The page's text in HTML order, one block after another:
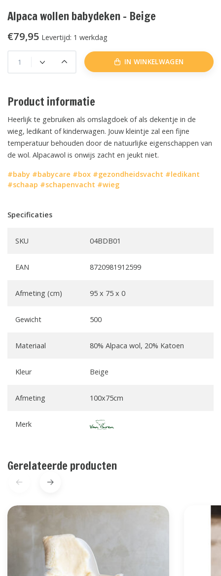
Alpaca wollen babydeken - Beige
€79,95 Levertijd: 1 werkdag
IN WINKELWAGEN
Product informatie
Heerlijk te gebruiken als omslagdoek of als dekentje in de
wieg, ledikant of kinderwagen. Jouw kleintje zal een fijne
temperatuur behouden door de natuurlijke eigenschappen van
de wol. Alpacawol is onwijs zacht en jeukt niet.
#baby #babycare #box #gezondheidsvacht #ledikant
#schaap #schapenvacht #wieg
Specificaties
SKU 04BDB01
EAN 8720981912599
Afmeting (cm) 95 x 75 x 0
Gewicht 500
Materiaal 80% Alpaca wol, 20% Katoen
Kleur Beige
Afmeting 100x75cm
Merk
Gerelateerde producten